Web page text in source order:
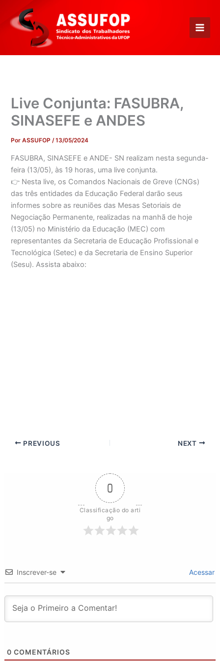
para
conteúdo
Live Conjunta: FASUBRA,
SINASEFE e ANDES
PorASSUFOP/13/05/2024
FASUBRA, SINASEFE e ANDE- SN realizam nesta segunda-
feira (13/05), às 19 horas, uma live conjunta.
👉 Nesta live, os Comandos Nacionais de Greve (CNGs)
das três entidades da Educação Federal darão seus
informes sobre as reuniões das Mesas Setoriais de
Negociação Permanente, realizadas na manhã de hoje
(13/05) no Ministério da Educação (MEC) com
representantes da Secretaria de Educação Profissional e
Tecnológica (Setec) e da Secretaria de Ensino Superior
(Sesu). Assista abaixo:
PREVIOUS NEXT
0
Classificação do arti
go
Inscrever-se Acessar
0 COMENTÁRIOS